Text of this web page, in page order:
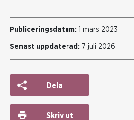
Publiceringsdatum: 1 mars 2023
Senast uppdaterad: 7 juli 2026
Dela
Skriv ut